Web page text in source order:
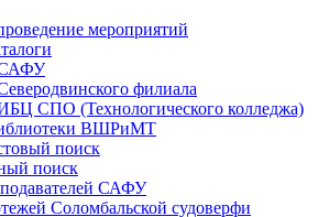
мероприятий
САФУ
филиала
СПО (Технологического колледжа)
ВШРиМТ
поиск
поиск
САФУ
Соломбальской судоверфи